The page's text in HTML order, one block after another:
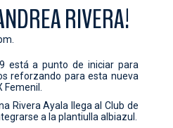
RIVERA!
está a punto de iniciar para
reforzando para esta nueva
Rivera Ayala llega al Club de
a la plantiulla albiazul.